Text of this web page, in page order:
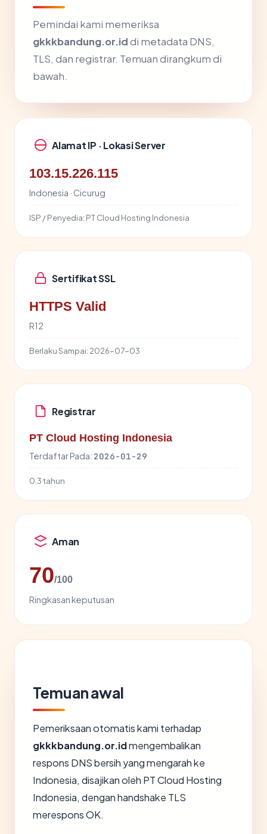
Pemindai kami memeriksa
gkkkbandung.or.iddi metadata DNS,
TLS, dan registrar. Temuan dirangkum di
bawah.
Alamat IP · Lokasi Server
103.15.226.115
Indonesia · Cicurug
ISP / Penyedia: PT Cloud Hosting Indonesia
Sertifikat SSL
HTTPS Valid
R12
Berlaku Sampai: 2026-07-03
Registrar
PT Cloud Hosting Indonesia
Terdaftar Pada: 2026-01-29
0.3 tahun
Aman
70/100
Ringkasan keputusan
Temuan awal
Pemeriksaan otomatis kami terhadap
gkkkbandung.or.idmengembalikan
respons DNS bersih yang mengarah ke
Indonesia, disajikan oleh PT Cloud Hosting
Indonesia, dengan handshake TLS
merespons OK.